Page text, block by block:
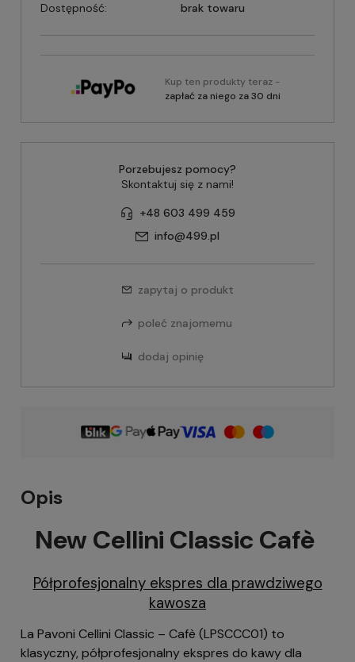
Dostępność: brak towaru
Kup ten produkty teraz -
zapłać za niego za 30 dni
Porzebujesz pomocy?
Skontaktuj się z nami!
+48 603 499 459
info@499.pl
zapytaj o produkt
poleć znajomemu
dodaj opinię
Opis
New Cellini Classic Cafè
Półprofesjonalny ekspres dla prawdziwego
kawosza
La Pavoni Cellini Classic – Cafè (LPSCCC01) to
klasyczny, półprofesjonalny ekspres do kawy dla